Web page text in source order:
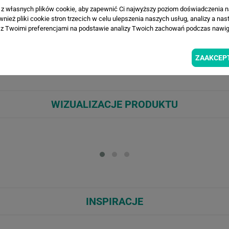
się z delikatnej mgły, z subtelnym zarysem gór w tle.
do sypialni, salonu, gabinetu lub strefy relaksu; doskonale
tło dla naturalnych materiałów i jasnych mebli. Wysoka
WIZUALIZACJE PRODUKTU
INSPIRACJE
własnych plików cookie, aby zapewnić Ci najwyższy poziom doświadczenia
pliki cookie stron trzecich w celu ulepszenia naszych usług, analizy a
Twoimi preferencjami na podstawie analizy Twoich zachowań podczas